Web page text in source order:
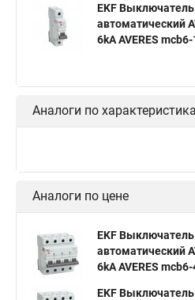
EKF Выключатель
автоматический
6kA AVERES
Аналоги по
Аналоги по цене
EKF Выключатель
автоматический
6kA AVERES
EKF Выключатель